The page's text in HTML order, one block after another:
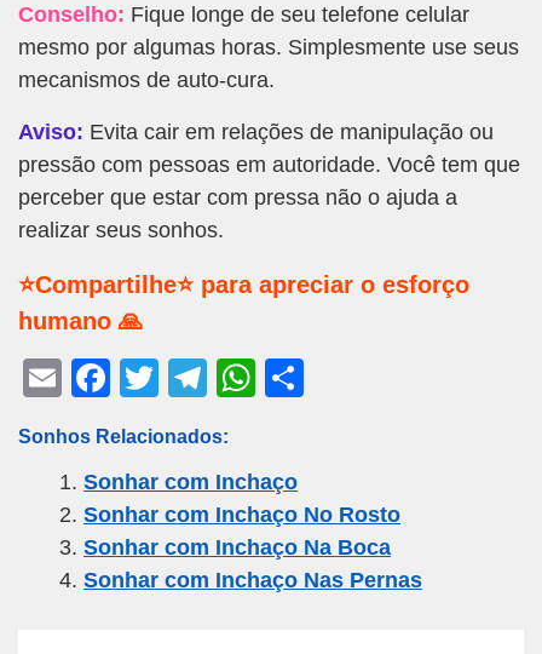
Conselho: Fique longe de seu telefone celular
mesmo por algumas horas. Simplesmente use seus
mecanismos de auto-cura.
Aviso: Evita cair em relações de manipulação ou
pressão com pessoas em autoridade. Você tem que
perceber que estar com pressa não o ajuda a
realizar seus sonhos.
⭐Compartilhe⭐ para apreciar o esforço
humano 🙏
E
ail
F
c
e
b
o
T
tt
er
T
e
gr
a
m
W
s
A
p
Sonhos Relacionados:
Sonhar com Inchaço
Sonhar com Inchaço No Rosto
Sonhar com Inchaço Na Boca
Sonhar com Inchaço Nas Pernas